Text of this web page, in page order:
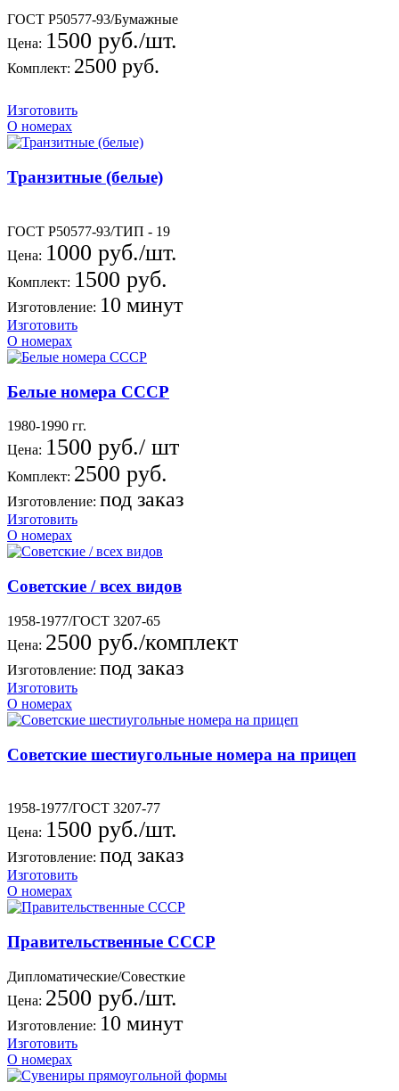
ГОСТ Р50577-93/Бумажные
Цена: 1500 руб./шт.
Комплект: 2500 руб.
Изготовить
О номерах
Транзитные (белые)
ГОСТ Р50577-93/ТИП - 19
Цена: 1000 руб./шт.
Комплект: 1500 руб.
Изготовление: 10 минут
Изготовить
О номерах
Белые номера СССР
1980-1990 гг.
Цена: 1500 руб./ шт
Комплект: 2500 руб.
Изготовление: под заказ
Изготовить
О номерах
Советские / всех видов
1958-1977/ГОСТ 3207-65
Цена: 2500 руб./комплект
Изготовление: под заказ
Изготовить
О номерах
Советские шестиугольные номера на прицеп
1958-1977/ГОСТ 3207-77
Цена: 1500 руб./шт.
Изготовление: под заказ
Изготовить
О номерах
Правительственные СССР
Дипломатические/Совесткие
Цена: 2500 руб./шт.
Изготовление: 10 минут
Изготовить
О номерах